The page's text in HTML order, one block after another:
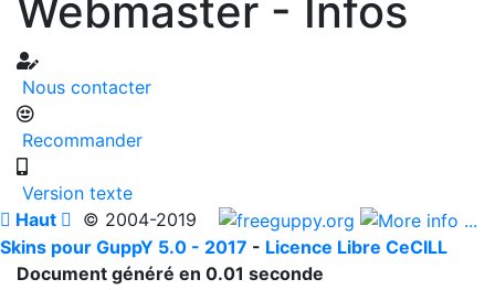
Webmaster - Infos
Nous contacter
Recommander
Version texte
 Haut  © 2004-2019
Skins pour GuppY 5.0 - 2017 - Licence Libre CeCILL
Document généré en 0.01 seconde